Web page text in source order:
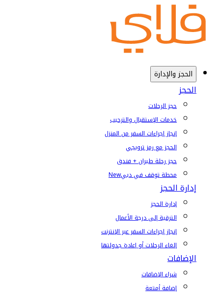
الحجز والإدارة
الحجز
حجز الرحلات
خدمات الإستقبال والترحيب
إنجاز إجراءات السفر من المنزل
الحجز مع رمز ترويجي
حجز رحلة طيران + فندق
محطة توقف في دبيNew
إدارة الحجز
إدارة الحجز
الترقية إلى درجة الأعمال
إنجاز إجراءات السفر عبر الإنترنت
إلغاء الرحلات أو إعادة جدولتها
الإضافات
شراء الإضافات
إضافة أمتعة